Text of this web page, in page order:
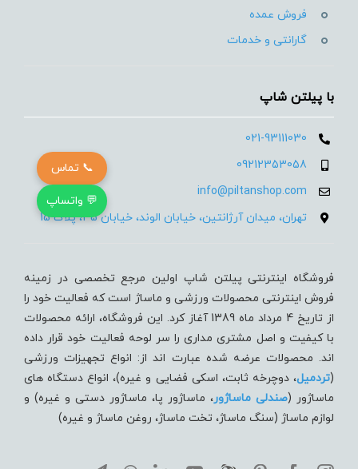
فروش عمده
گارانتی و خدمات
با پیلتن شاپ
021-93111030
09212353058
info@piltanshop.com
تهران، میدان آرژانتین، خیابان الوند، خیابان 35، پلاک 15
فروشگاه اینترنتی پیلتن شاپ اولین مرجع تخصصی در زمینه
فروش اینترنتی محصولات ورزشی و ماساژ است که فعالیت خود را
از تاریخ 4 مرداد ماه 1389 آغاز کرد. این فروشگاه، ارائه محصولات
با کیفیت و اصل مشتری مداری را سر لوحه فعالیت خود قرار داده
اند. محصولات عرضه شده عبارت اند از: انواع تجهیزات ورزشی
(تردميل، دوچرخه ثابت، اسکی فضایی و غیره)، انواع دستگاه های
ماساژور (صندلی ماساژور، ماساژور پا، ماساژور دستی و غیره) و
لوازم ماساژ (سنگ ماساژ، تخت ماساژ، روغن ماساژ و غیره)
📞 تماس
💬 واتساپ